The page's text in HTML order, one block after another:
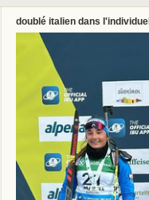
doublé italien dans